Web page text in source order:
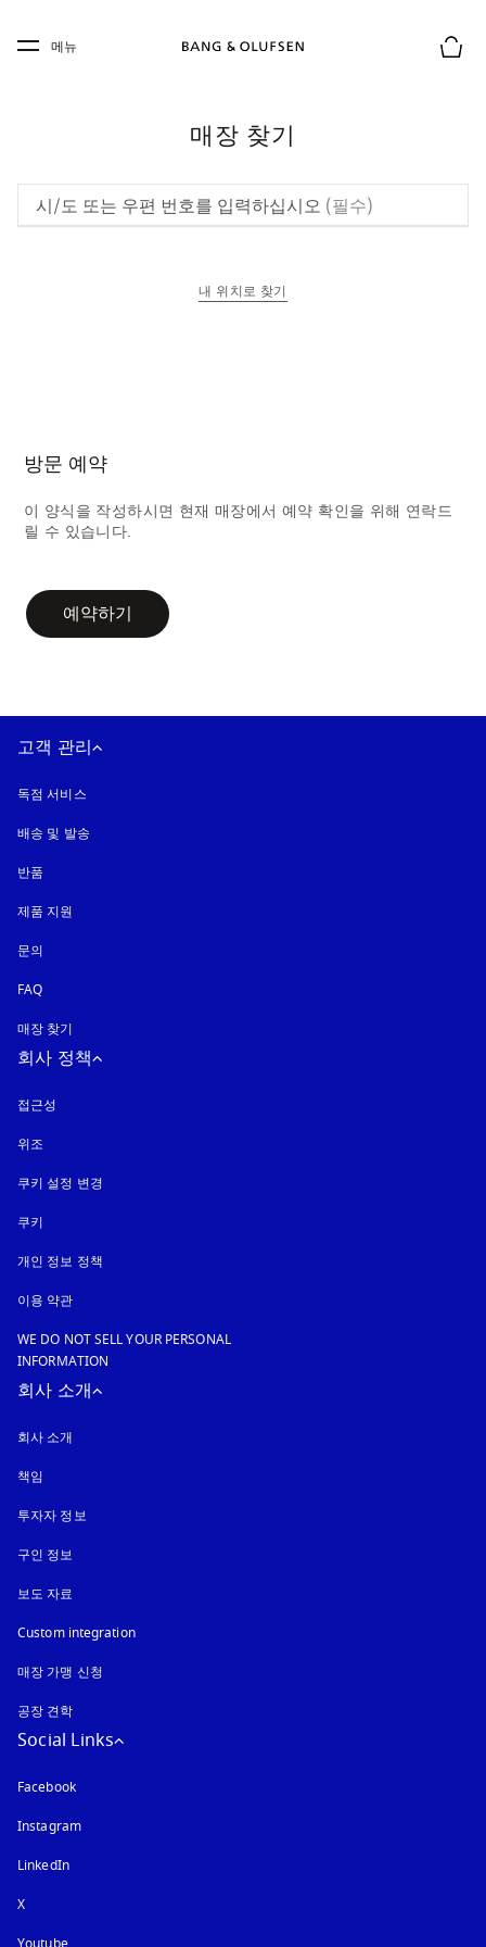
Skip to main footer
메뉴
매장 찾기
시/도 또는 우편 번호를 입력하십시오 (필수)
내 위치로 찾기
방문 예약
이 양식을 작성하시면 현재 매장에서 예약 확인을 위해 연락드
릴 수 있습니다.
예약하기
고객 관리
독점 서비스
배송 및 발송
반품
제품 지원
문의
FAQ
매장 찾기
회사 정책
접근성
위조
쿠키 설정 변경
쿠키
개인 정보 정책
이용 약관
WE DO NOT SELL YOUR PERSONAL
INFORMATION
회사 소개
회사 소개
책임
투자자 정보
구인 정보
보도 자료
Custom integration
매장 가맹 신청
공장 견학
Social Links
Facebook
Instagram새 탭에서 열림
LinkedIn
X